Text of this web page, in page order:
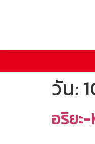
วัน:
อริยะ